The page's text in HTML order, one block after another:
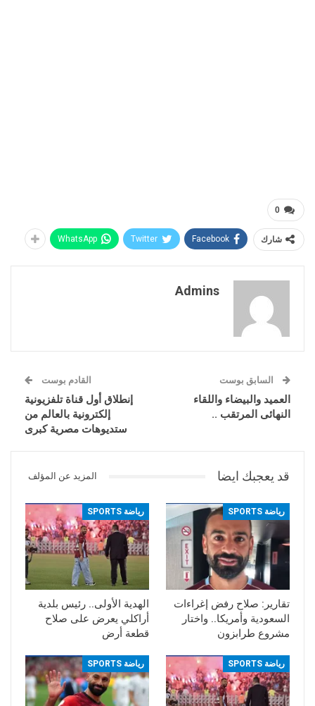
0
شارك Facebook
Twitter
WhatsApp
Admins
السابق بوست
العميد والبيضاء واللقاء
النهائى المرتقب ..
القادم بوست
إنطلاق أول قناة تلفزيونية
إلكترونية بالعالم من
ستديوهات مصرية كبرى
قد يعجبك ايضا المزيد عن المؤلف
رياضة SPORTS
تقارير: صلاح رفض إغراءات
السعودية وأمريكا.. واختار
مشروع طرابزون
رياضة SPORTS
الهدية الأولى.. رئيس بلدية
أراكلي يعرض على صلاح
قطعة أرض
رياضة SPORTS رياضة SPORTS